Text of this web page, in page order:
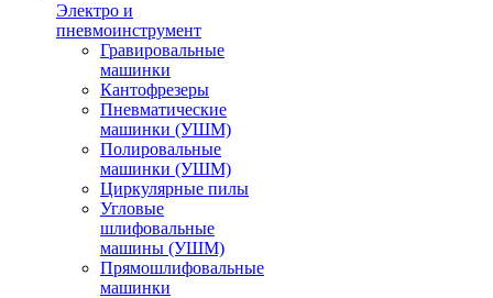
Электро и
пневмоинструмент
Гравировальные
машинки
Кантофрезеры
Пневматические
машинки (УШМ)
Полировальные
машинки (УШМ)
Циркулярные пилы
Угловые
шлифовальные
машины (УШМ)
Прямошлифовальные
машинки